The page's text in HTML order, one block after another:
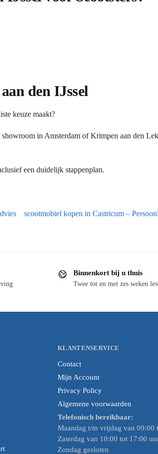
den IJssel
keuze maakt?
in Amsterdam of Krimpen aan den
een duidelijk stappenplan.
scootmobiel kopen in Castricum –
Binnenkort bij u thuis
Twee tot en met zes weken
KLANTENSERVICE
Contact
Mijn Account
Privacy Policy
Algemene voorwaarden
Telefonisch bereikbaar:
Maandag t/m vrijdag van 09:00
Zaterdag van 10:00 tot 17:00
Zondag gesloten